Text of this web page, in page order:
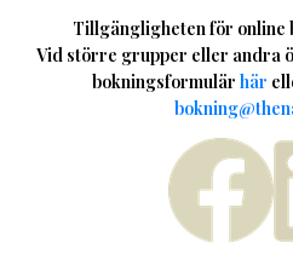
Tillgängligheten för online
Vid större grupper eller andra
bokningsformulär här